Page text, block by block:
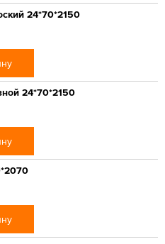
24*70*2150
24*70*2150